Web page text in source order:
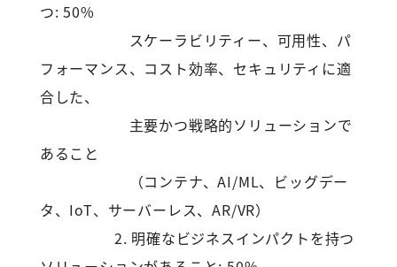
つ: 50%
スケーラビリティー、可用性、パ
フォーマンス、コスト効率、セキュリティに適
合した、
主要かつ戦略的ソリューションで
あること
（コンテナ、AI/ML、ビッグデー
タ、IoT、サーバーレス、AR/VR）
2. 明確なビジネスインパクトを持つ